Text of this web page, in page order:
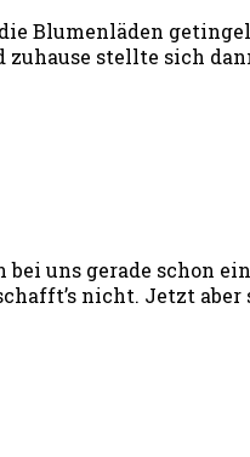
Blumenläden
stellte sich
bei uns gerade
nicht. Jetzt